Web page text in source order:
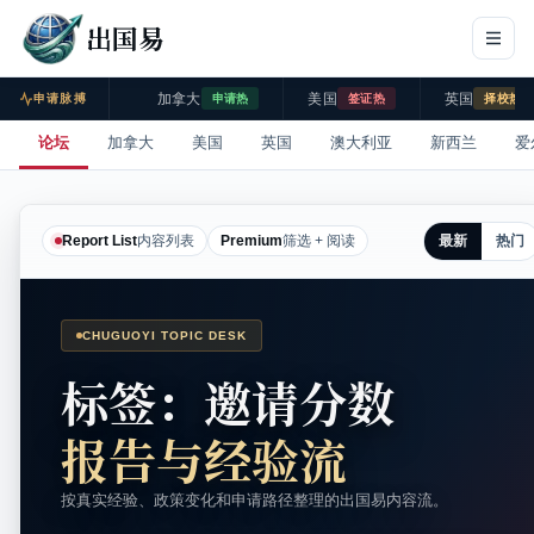
出国易
申请脉搏 加拿大 申请热 美国 签证热 英国 择校热
论坛 加拿大 美国 英国 澳大利亚 新西兰 爱
Report List内容列表 Premium筛选 + 阅读 最新 热门
CHUGUOYI TOPIC DESK
标签：邀请分数
报告与经验流
按真实经验、政策变化和申请路径整理的出国易内容流。